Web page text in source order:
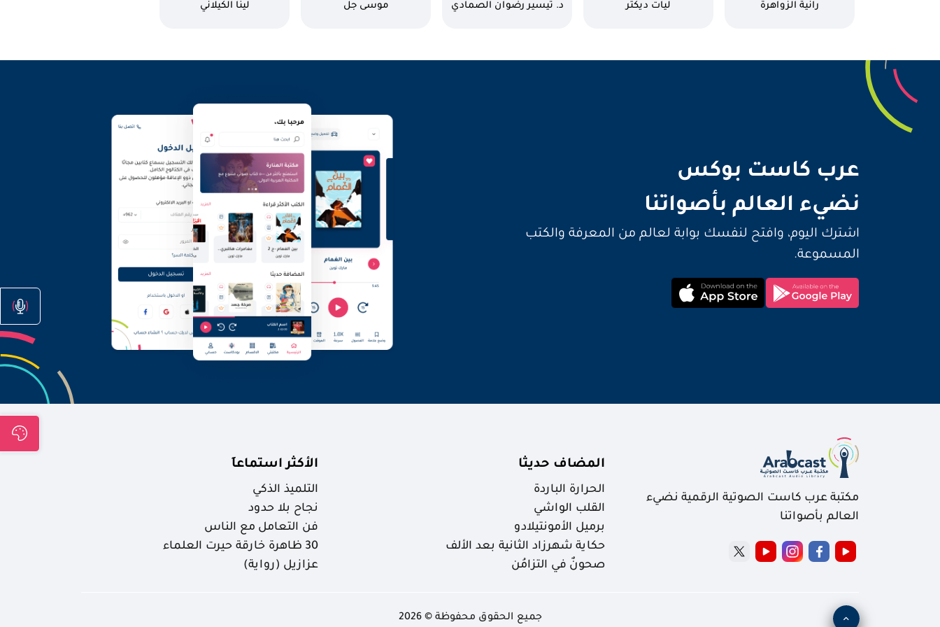
كاتب
رانية الزواهرة كاتب
ليات ديكتر كاتب
د. تيسير رضوان الصمادي كاتب
موسى جل كاتب
لينا الكيلاني
عرب كاست بوكس
نضيء العالم بأصواتنا
اشترك اليوم، وافتح لنفسك بوابة لعالم من المعرفة والكتب
المسموعة.
مكتبة عرب كاست الصوتية الرقمية نضيء
العالم بأصواتنا
المضاف حديثا
الحرارة الباردة
القلب الواشي
برميل الأمونتيلادو
حكاية شهرزاد الثانية بعد الألف
صحونٌ في التزامُن
الأكثر استماعاَ
التلميذ الذكي
نجاح بلا حدود
فن التعامل مع الناس
30 ظاهرة خارقة حيرت العلماء
عزازيل (رواية)
جميع الحقوق محفوظة © 2026